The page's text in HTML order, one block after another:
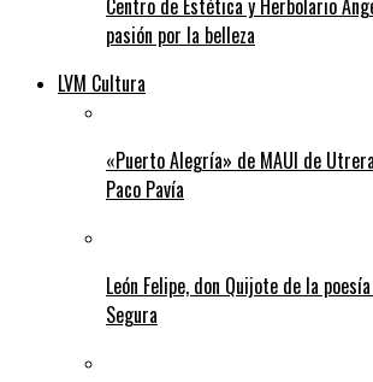
Centro de Estética y Herbolario
pasión por la belleza
LVM Cultura
«Puerto Alegría» de MAUI de
Paco Pavía
León Felipe, don Quijote de la
Segura